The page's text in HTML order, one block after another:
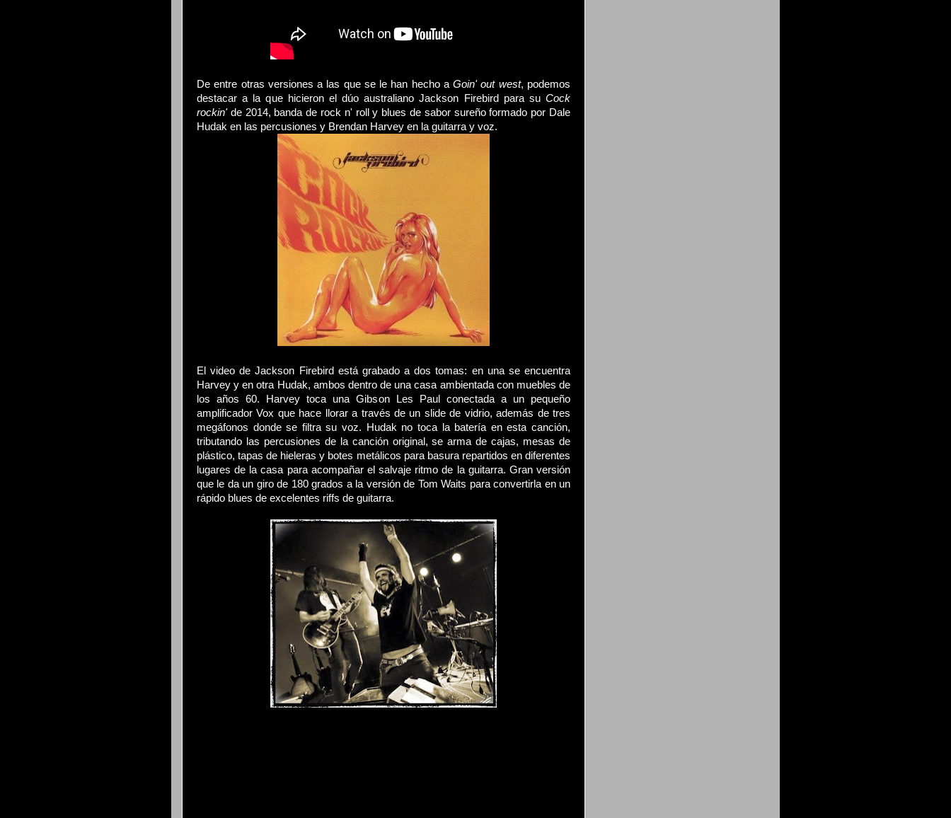
De entre otras versiones a las que se le han hecho aGoin' out west, podemos
destacar a la que hicieron el dúo australiano Jackson Firebird para su Cock
rockin' de 2014, banda de rock n' roll y blues de sabor sureño formado por Dale
Hudak en las percusiones y Brendan Harvey en la guitarra y voz.
El video de Jackson Firebird está grabado a dos tomas: en una se encuentra
Harvey y en otra Hudak, ambos dentro de una casa ambientada con muebles de
los años 60. Harvey toca una Gibson Les Paul conectada a un pequeño
amplificador Vox que hace llorar a través de un slide de vidrio, además de tres
megáfonos donde se filtra su voz. Hudak no toca la batería en esta canción,
tributando las percusiones de la canción original, se arma de cajas, mesas de
plástico, tapas de hieleras y botes metálicos para basura repartidos en diferentes
lugares de la casa para acompañar el salvaje ritmo de la guitarra. Gran versión
que le da un giro de 180 grados a la versión de Tom Waits para convertirla en un
rápido blues de excelentes riffs de guitarra.